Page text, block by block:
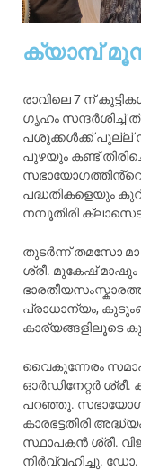
ക്യാമ്പ്
രാവിലെ 7 ന്
ഗൃഹം സന്ദർശിച്ച്
പശുക്കൾക്ക് പുല്ല്
പുഴയും കണ്ട്
പദ്ധതികളെയും
നമ്പൂതിരി
തുടർന്ന് തമസോ മാ
ശ്രീ. മുകേഷ്
പ്രാധാന്യം,
കാര്യങ്ങളിലൂടെ
വൈകുന്നേരം
ഓർഡിനേറ്റർ ശ്രീ.
പറഞ്ഞു.
കാരഭട്ടതിരി
സ്ഥാപകൻ ശ്രീ.
നിർവ്വഹിച്ചു. ഡോ.